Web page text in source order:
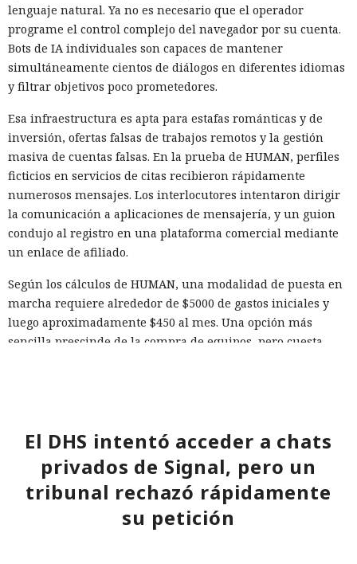
lenguaje natural. Ya no es necesario que el operador
programe el control complejo del navegador por su cuenta.
Bots de IA individuales son capaces de mantener
simultáneamente cientos de diálogos en diferentes idiomas
y filtrar objetivos poco prometedores.
Esa infraestructura es apta para estafas románticas y de
inversión, ofertas falsas de trabajos remotos y la gestión
masiva de cuentas falsas. En la prueba de HUMAN, perfiles
ficticios en servicios de citas recibieron rápidamente
numerosos mensajes. Los interlocutores intentaron dirigir
la comunicación a aplicaciones de mensajería, y un guion
condujo al registro en una plataforma comercial mediante
un enlace de afiliado.
Según los cálculos de HUMAN, una modalidad de puesta en
marcha requiere alrededor de $5000 de gastos iniciales y
luego aproximadamente $450 al mes. Una opción más
sencilla prescinde de la compra de equipos, pero cuesta
No se puede interrumpir el funcionamiento de un
ecosistema así con una sola herramienta, ya que la mayor
parte de sus componentes es legal y también se usa en
tareas legítimas. HUMAN recomienda combinar la detección
del comportamiento sospechoso y el intercambio de señales
El DHS intentó acceder a chats
privados de Signal, pero un
tribunal rechazó rápidamente
su petición